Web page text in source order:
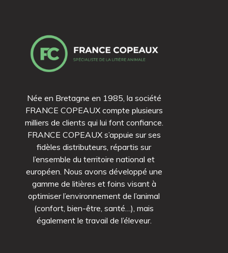
Née en Bretagne en 1985, la société
FRANCE COPEAUX compte plusieurs
milliers de clients qui lui font confiance.
FRANCE COPEAUX s’appuie sur ses
fidèles distributeurs, répartis sur
l’ensemble du territoire national et
européen. Nous avons développé une
gamme de litières et foins visant à
optimiser l’environnement de l’animal
(confort, bien-être, santé…), mais
également le travail de l’éleveur.